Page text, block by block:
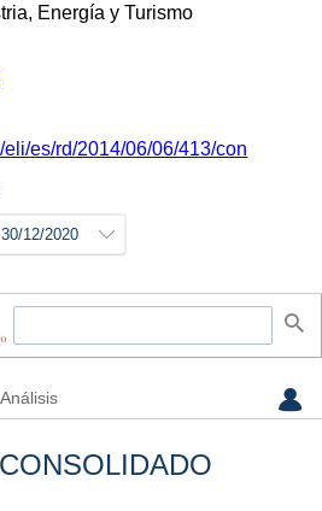
Energía y Turismo
eli/es/rd/2014/06/06/413/con
12/2020
Análisis